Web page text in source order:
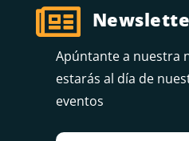

Apúntante a nuestra
estarás al día de
eventos